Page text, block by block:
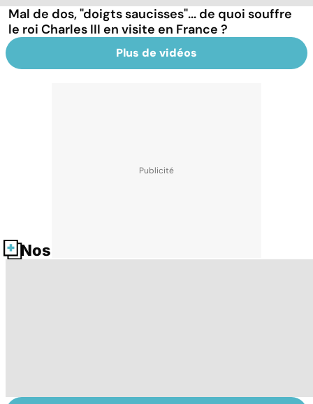
Mal de dos, "doigts saucisses"... de quoi souffre
le roi Charles III en visite en France ?
Plus de vidéos
Nos fiches santé